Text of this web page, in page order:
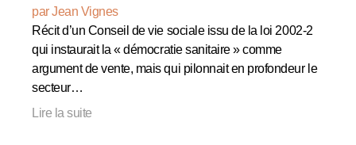
par Jean Vignes
Récit d’un Conseil de vie sociale issu de la loi 2002-2
qui instaurait la « démocratie sanitaire » comme
argument de vente, mais qui pilonnait en profondeur le
secteur…
Lire la suite